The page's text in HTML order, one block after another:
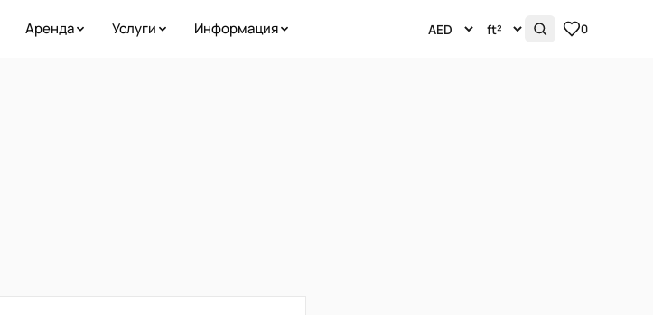
Аренда Услуги Информация 0